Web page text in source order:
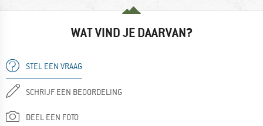
WAT VIND JE DAARVAN?
STEL EEN VRAAG
SCHRIJF EEN BEOORDELING
DEEL EEN FOTO